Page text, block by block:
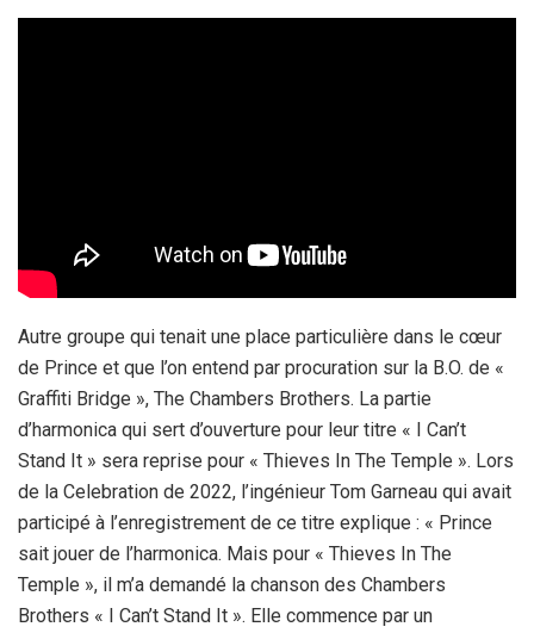
Autre groupe qui tenait une place particulière dans le cœur
de Prince et que l’on entend par procuration sur la B.O. de «
Graffiti Bridge », The Chambers Brothers. La partie
d’harmonica qui sert d’ouverture pour leur titre « I Can’t
Stand It » sera reprise pour « Thieves In The Temple ». Lors
de la Celebration de 2022, l’ingénieur Tom Garneau qui avait
participé à l’enregistrement de ce titre explique : « Prince
sait jouer de l’harmonica. Mais pour « Thieves In The
Temple », il m’a demandé la chanson des Chambers
Brothers « I Can’t Stand It ». Elle commence par un